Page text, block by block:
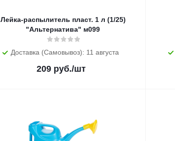
Лейка-распылитель пласт. 1 л (1/25)
"Альтернатива" м099
Доставка (Самовывоз): 11 августа
209 руб./шт